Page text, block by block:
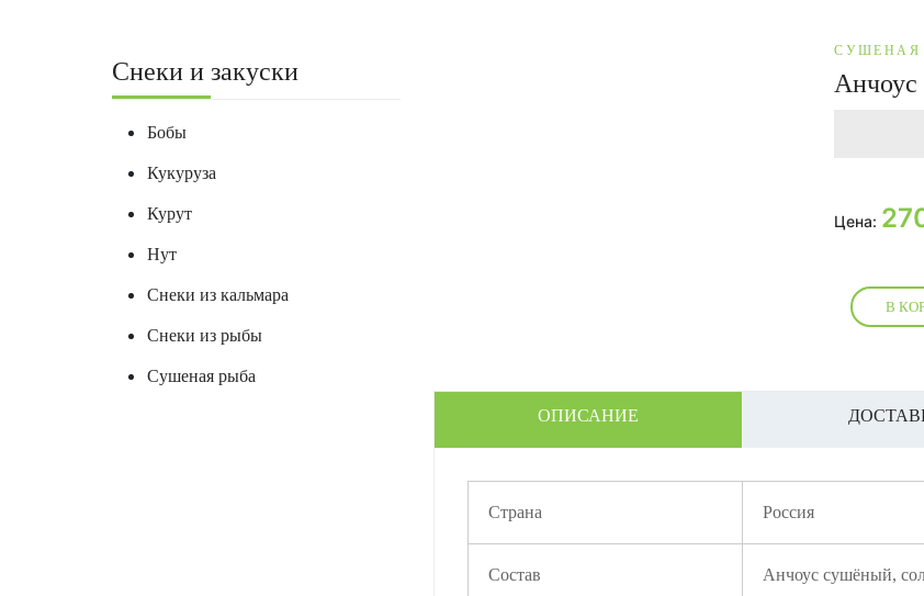
Снеки и закуски
Бобы
Кукуруза
Курут
Нут
Снеки из кальмара
Снеки из рыбы
Сушеная рыба
СУШЕНАЯ
Анчоус
Цена:
В
ОПИСАНИЕ
Страна Россия
Состав Анчоус сушёный,